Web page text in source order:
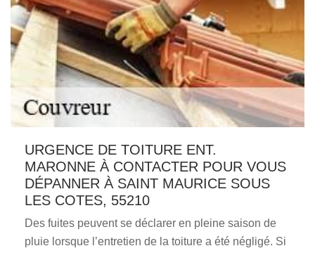
URGENCE DE TOITURE ENT.
MARONNE À CONTACTER POUR VOUS
DÉPANNER À SAINT MAURICE SOUS
LES COTES, 55210
Des fuites peuvent se déclarer en pleine saison de
pluie lorsque l’entretien de la toiture a été négligé. Si